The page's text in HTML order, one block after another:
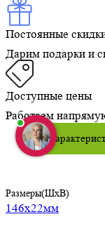
Постоянные
Дарим подарки и
Доступные цены
Работаем
Размеры(ШхВ)
146х22мм